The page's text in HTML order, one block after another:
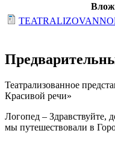
Театрализованное
Красивой речи»
Логопед – Здравствуйте,
мы путешествовали в